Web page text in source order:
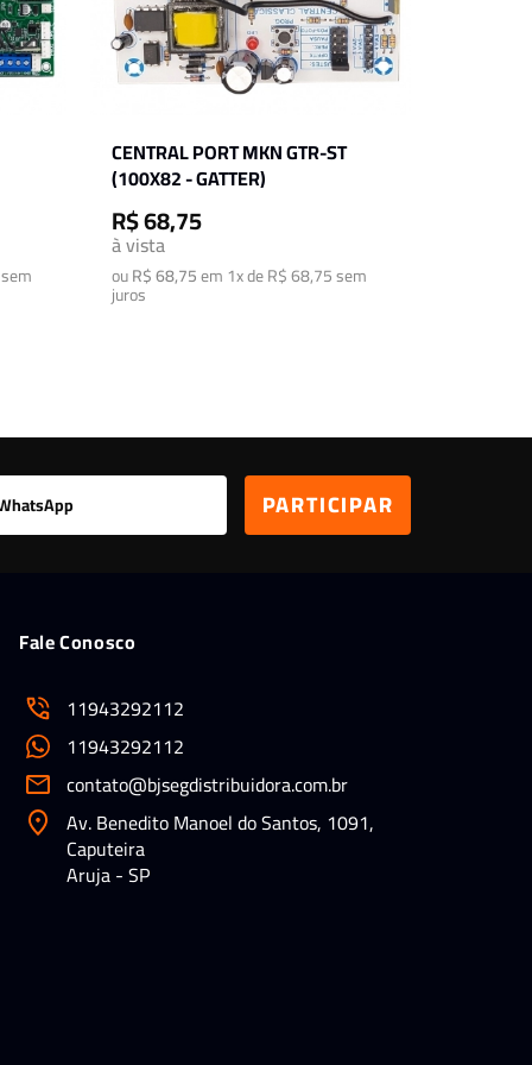
sem
CENTRAL PORT MKN GTR-ST
(100X82 - GATTER)
R$ 68,75
à vista
ouR$ 68,75em1x de R$ 68,75sem
juros
Fale Conosco
11943292112
11943292112
contato@bjsegdistribuidora.com.br
Av. Benedito Manoel do Santos, 1091,
Caputeira
Aruja - SP